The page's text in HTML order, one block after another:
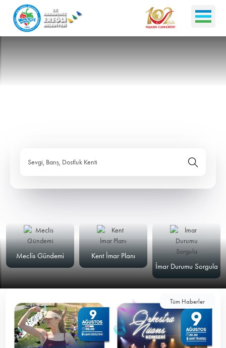
Sevgi, Barış, Dostluk Kenti
Meclis Gündemi
Kent İmar Planı
İmar Durumu Sorgula
Tüm Haberler